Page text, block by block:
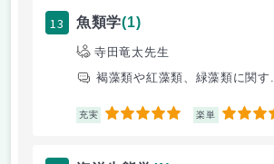
13 魚類学(1)
寺田竜太先生
褐藻類や紅藻類、緑藻類に関す
充実 5 楽単 4